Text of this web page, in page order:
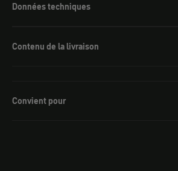
Données techniques
Contenu de la livraison
Convient pour